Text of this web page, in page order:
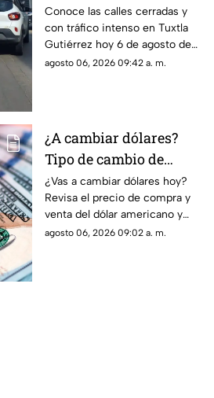
dejan calles cerradas
hoy 6 de agosto
Conoce las calles cerradas y
con tráfico intenso en Tuxtla
Gutiérrez hoy 6 de agosto de
2026. Accidentes y otros
agosto 06, 2026 09:42 a. m.
¿A cambiar dólares?
Tipo de cambio de
dólar a pesos
mexicanos hoy 6 de
agosto
¿Vas a cambiar dólares hoy?
Revisa el precio de compra y
venta del dólar americano y
aprovecha el mejor tipo de
agosto 06, 2026 09:02 a. m.